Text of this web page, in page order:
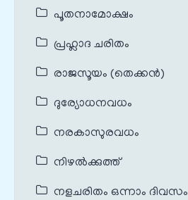
പൂതനാമോക്ഷം
പ്രഹ്ലാദ ചരിതം
രാജസൂയം (തെക്കൻ)
ദുര്യോധനവധം
നരകാസുരവധം
നിഴൽക്കുത്ത്
നളചരിതം ഒന്നാം ദിവസം